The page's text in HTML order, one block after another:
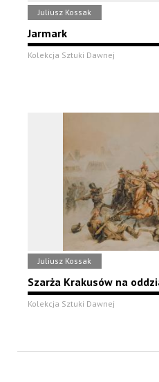
Juliusz Kossak
Jarmark
Kolekcja Sztuki Dawnej
Juliusz Kossak
Szarża Krakusów na
Kolekcja Sztuki Dawnej